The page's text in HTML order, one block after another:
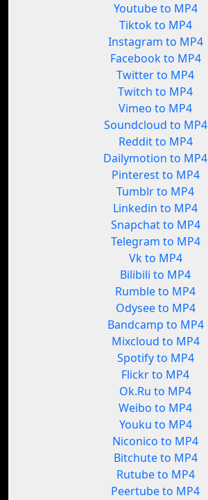
Youtube to MP4
Tiktok to MP4
Instagram to MP4
Facebook to MP4
Twitter to MP4
Twitch to MP4
Vimeo to MP4
Soundcloud to MP4
Reddit to MP4
Dailymotion to MP4
Pinterest to MP4
Tumblr to MP4
Linkedin to MP4
Snapchat to MP4
Telegram to MP4
Vk to MP4
Bilibili to MP4
Rumble to MP4
Odysee to MP4
Bandcamp to MP4
Mixcloud to MP4
Spotify to MP4
Flickr to MP4
Ok.Ru to MP4
Weibo to MP4
Youku to MP4
Niconico to MP4
Bitchute to MP4
Rutube to MP4
Peertube to MP4